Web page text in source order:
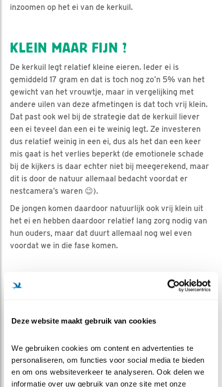
Deze website maakt gebruik van cookies
We gebruiken cookies om content en advertenties te
personaliseren, om functies voor social media te bieden
en om ons websiteverkeer te analyseren. Ook delen we
informatie over uw gebruik van onze site met onze
inzoomen op het ei van de kerkuil.
KLEIN MAAR FIJN ?
De kerkuil legt relatief kleine eieren. Ieder ei is
gemiddeld 17 gram en dat is toch nog zo’n 5% van het
gewicht van het vrouwtje, maar in vergelijking met
andere uilen van deze afmetingen is dat toch vrij klein.
Dat past ook wel bij de strategie dat de kerkuil liever
een ei teveel dan een ei te weinig legt. Ze investeren
dus relatief weinig in een ei, dus als het dan een keer
mis gaat is het verlies beperkt (de emotionele schade
bij de kijkers is daar echter niet bij meegerekend, maar
dit is door de natuur allemaal bedacht voordat er
nestcamera’s waren 😉).
De jongen komen daardoor natuurlijk ook vrij klein uit
het ei en hebben daardoor relatief lang zorg nodig van
hun ouders, maar dat duurt allemaal nog wel even
voordat we in die fase komen.
RAL 9010 ?
patronen voor. Soms voor camouflage, soms om zo
je eieren altijd in een hol liggen heeft camouflage
natuurlijk niet zoveel nut, dus zonde van al die
kleurstoffen en er is ook een theorie dat het voor